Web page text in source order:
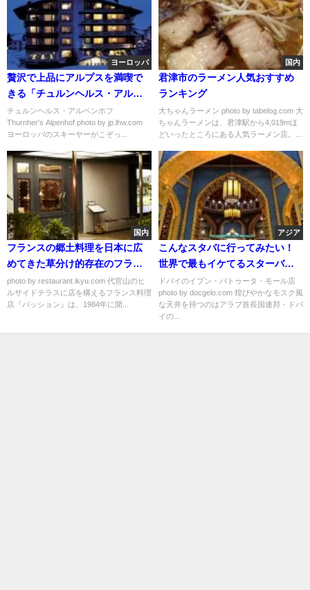
ヨーロッパ
贅沢で上品にアルプスを満喫で
きる「チュルンヘルス・アルペ
ンホフ」
チュルンヘルス・アルペンホフ
Thurnher's Alpenhof photo by jp.lhw.com
ヨーロッパのスキーヤーがこぞっ...
国内
君津市のラーメン人気おすすめ
ランキング
大ちゃんラーメン photo by tabelog.com 大
ちゃんラーメンは、君津駅から4,019mほ
どいったところにある人気ラーメン店。...
国内
フランスの郷土料理を日本に広
めてきた草分け的存在のフラン
ス料理店【パッション】
photo by restaurant.ikyu.com 代官山のヒ
ルサイドテラスに店を構えるフランス料理
店『パッション』は、1984年に開...
アジア
こんなスタバに行ってみたい！
世界で最もイケてるスターバッ
クス店舗5選
ドバイのイブン・バトゥータ・モール店
photo by docgelo.com 煌びやかなモスク風
な天井を持つのはアラブ首長国連邦・ドバ
イの...